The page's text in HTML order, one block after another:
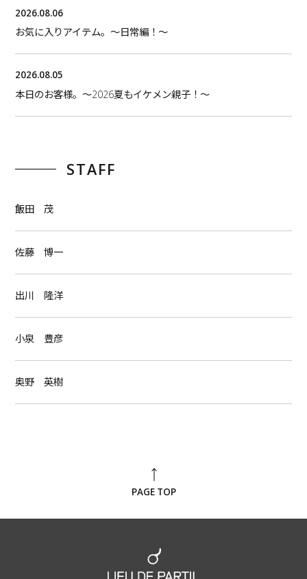
2026.08.06
お気に入りアイテム。〜日常編！〜
2026.08.05
本日のお客様。〜2026夏もイケメン親子！〜
STAFF
飯田 茂
佐藤 博一
出川 隆洋
小泉 豊彦
奥野 英樹
PAGE TOP